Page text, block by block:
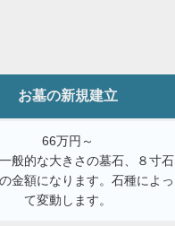
お墓の新規建立
66万円～
般的な大きさの墓石、８寸石
金額になります。石種によっ
て変動します。